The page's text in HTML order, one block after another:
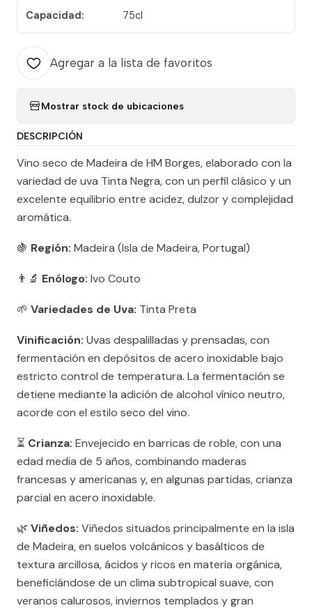
Capacidad: 75cl
Agregar a la lista de favoritos
Mostrar stock de ubicaciones
DESCRIPCIÓN
Vino seco de Madeira de HM Borges, elaborado con la
variedad de uva Tinta Negra, con un perfil clásico y un
excelente equilibrio entre acidez, dulzor y complejidad
aromática.
🍇 Región: Madeira (Isla de Madeira, Portugal)
👨‍🔬 Enólogo: Ivo Couto
🌱 Variedades de Uva: Tinta Preta
Vinificación: Uvas despalilladas y prensadas, con
fermentación en depósitos de acero inoxidable bajo
estricto control de temperatura. La fermentación se
detiene mediante la adición de alcohol vínico neutro,
acorde con el estilo seco del vino.
⏳ Crianza: Envejecido en barricas de roble, con una
edad media de 5 años, combinando maderas
francesas y americanas y, en algunas partidas, crianza
parcial en acero inoxidable.
🌿 Viñedos: Viñedos situados principalmente en la isla
de Madeira, en suelos volcánicos y basálticos de
textura arcillosa, ácidos y ricos en materia orgánica,
beneficiándose de un clima subtropical suave, con
veranos calurosos, inviernos templados y gran